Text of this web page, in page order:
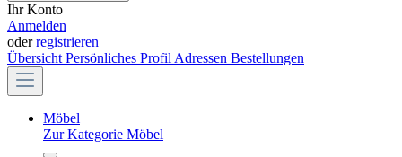
Ihr Konto
Anmelden
oderregistrieren
Übersicht Persönliches Profil Adressen Bestellungen
Möbel
Zur Kategorie Möbel